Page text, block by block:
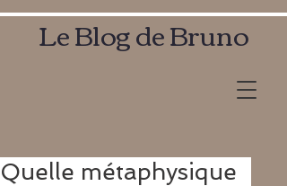
Le Blog de Bruno
Quelle métaphysique